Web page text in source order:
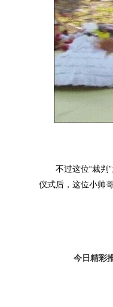
不过这位“裁判”
仪式后，这位小帅